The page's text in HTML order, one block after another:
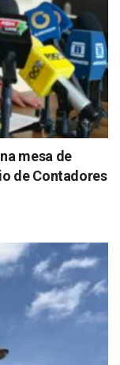
mesa de
de Contadores